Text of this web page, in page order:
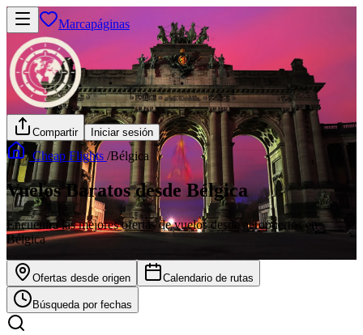
Marcapáginas
Compartir Iniciar sesión
/ Cheap Flights /Bélgica
Vuelos Baratos desde Bélgica
Encuentra las mejores ofertas de vuelos desde aeropuertos en
Bélgica
Ofertas desde origen Calendario de rutas
Búsqueda por fechas